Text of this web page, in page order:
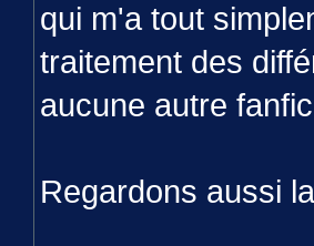
qui m'a tout
traitement des
aucune autre
Regardons aussi